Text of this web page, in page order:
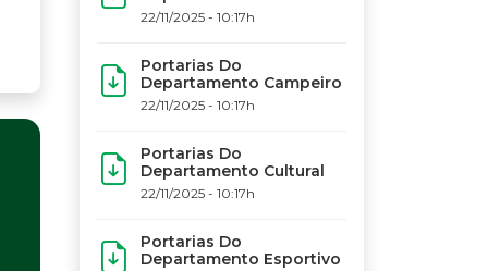
22/11/2025 - 10:17h
Portarias Do
Departamento Campeiro
22/11/2025 - 10:17h
Portarias Do
Departamento Cultural
22/11/2025 - 10:17h
Portarias Do
Departamento Esportivo